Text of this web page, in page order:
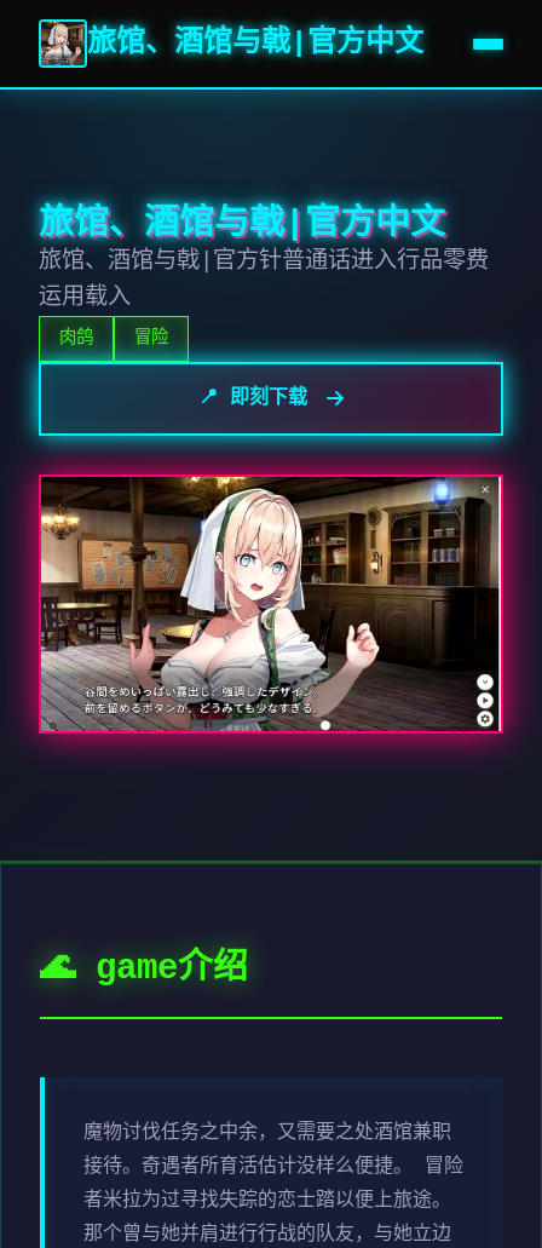
旅馆、酒馆与戟|官方中文
旅馆、酒馆与戟|官方中文
旅馆、酒馆与戟|官方针普通话进入行品零费
运用载入
肉鸽 冒险
📍 即刻下载
🌊 game介绍
魔物讨伐任务之中余，又需要之处酒馆兼职
接待。奇遇者所育活估计没样么便捷。 冒险
者米拉为过寻找失踪的恋士踏以便上旅途。
那个曾与她并肩进行行战的队友，与她立边